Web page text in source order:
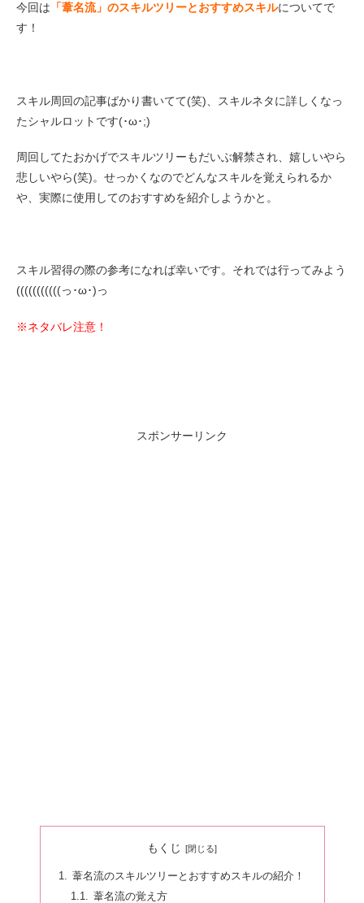
今回は 「葦名流」のスキルツリーとおすすめスキルについてで
す！
スキル周回の記事ばかり書いてて(笑)、スキルネタに詳しくなっ
たシャルロットです(･ω･;)
周回してたおかげでスキルツリーもだいぶ解禁され、嬉しいやら
悲しいやら(笑)。せっかくなのでどんなスキルを覚えられるか
や、実際に使用してのおすすめを紹介しようかと。
スキル習得の際の参考になれば幸いです。それでは行ってみよう
(((((((((((っ･ω･)っ
※ネタバレ注意！
スポンサーリンク
もくじ
葦名流のスキルツリーとおすすめスキルの紹介！
葦名流の覚え方